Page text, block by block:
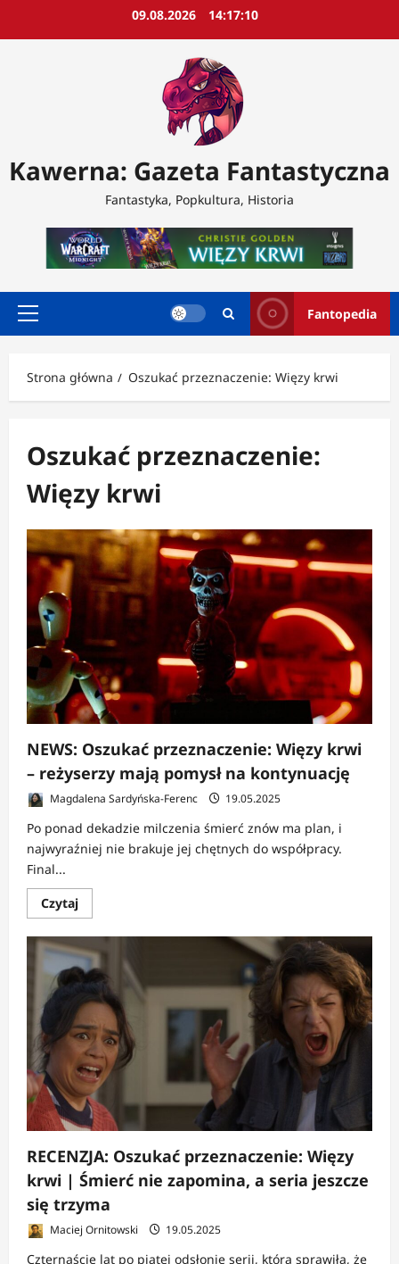
09.08.2026 14:17:12
Kawerna: Gazeta Fantastyczna
Fantastyka, Popkultura, Historia
Menu
Fantopedia
Strona główna Oszukać przeznaczenie: Więzy krwi
Oszukać przeznaczenie:
Więzy krwi
NEWS: Oszukać przeznaczenie: Więzy krwi
– reżyserzy mają pomysł na kontynuację
Magdalena Sardyńska-Ferenc 19.05.2025
Po ponad dekadzie milczenia śmierć znów ma plan, i
najwyraźniej nie brakuje jej chętnych do współpracy.
Final...
CzytajDowiedz
się
o
NEWS:
Oszukać
przeznaczenie:
Więzy
krwi
–
reżyserzy
mają
pomysł
na
kontynuację
RECENZJA: Oszukać przeznaczenie: Więzy
krwi | Śmierć nie zapomina, a seria jeszcze
się trzyma
Maciej Ornitowski 19.05.2025
Czternaście lat po piątej odsłonie serii, która sprawiła, że